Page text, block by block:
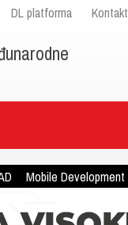
DL platforma Kontakt
Mobile Development